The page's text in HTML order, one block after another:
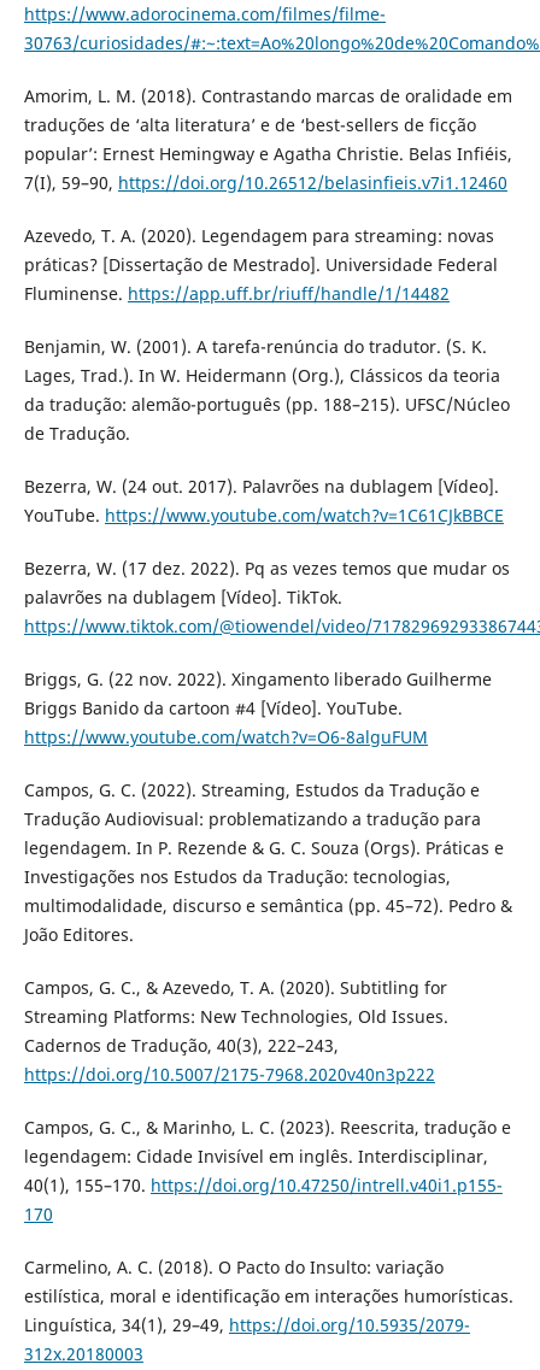
https://www.adorocinema.com/filmes/filme-
30763/curiosidades/
Amorim, L. M. (2018). Contrastando marcas de oralidade em
traduções de ‘alta literatura’ e de ‘best-sellers de ficção
popular’: Ernest Hemingway e Agatha Christie. Belas Infiéis,
7(I), 59–90, https://doi.org/10.26512/belasinfieis.v7i1.12460
Azevedo, T. A. (2020). Legendagem para streaming: novas
práticas? [Dissertação de Mestrado]. Universidade Federal
Fluminense. https://app.uff.br/riuff/handle/1/14482
Benjamin, W. (2001). A tarefa-renúncia do tradutor. (S. K.
Lages, Trad.). In W. Heidermann (Org.), Clássicos da teoria
da tradução: alemão-português (pp. 188–215). UFSC/Núcleo
de Tradução.
Bezerra, W. (24 out. 2017). Palavrões na dublagem [Vídeo].
YouTube. https://www.youtube.com/watch?v=1C61CJkBBCE
Bezerra, W. (17 dez. 2022). Pq as vezes temos que mudar os
palavrões na dublagem [Vídeo]. TikTok.
https://www.tiktok.com/@tiowendel/video/
Briggs, G. (22 nov. 2022). Xingamento liberado Guilherme
Briggs Banido da cartoon #4 [Vídeo]. YouTube.
https://www.youtube.com/watch?v=O6-8alguFUM
Campos, G. C. (2022). Streaming, Estudos da Tradução e
Tradução Audiovisual: problematizando a tradução para
legendagem. In P. Rezende & G. C. Souza (Orgs). Práticas e
Investigações nos Estudos da Tradução: tecnologias,
multimodalidade, discurso e semântica (pp. 45–72). Pedro &
João Editores.
Campos, G. C., & Azevedo, T. A. (2020). Subtitling for
Streaming Platforms: New Technologies, Old Issues.
Cadernos de Tradução, 40(3), 222–243,
https://doi.org/10.5007/2175-7968.2020v40n3p222
Campos, G. C., & Marinho, L. C. (2023). Reescrita, tradução e
legendagem: Cidade Invisível em inglês. Interdisciplinar,
40(1), 155–170. https://doi.org/10.47250/intrell.v40i1.p155-
170
Carmelino, A. C. (2018). O Pacto do Insulto: variação
estilística, moral e identificação em interações humorísticas.
Linguística, 34(1), 29–49, https://doi.org/10.5935/2079-
312x.20180003